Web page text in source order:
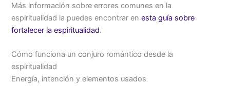
Más información sobre errores comunes en la
espiritualidad la puedes encontrar enesta guía sobre
fortalecer la espiritualidad.
Cómo funciona un conjuro romántico desde la
espiritualidad
Energía, intención y elementos usados